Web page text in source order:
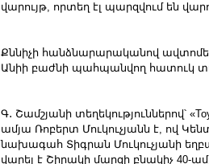
վարույթ, որտեղ էլ պարզվում են
Քննիչի հանձնարարականով
Անիի բաժնի պահպանվող հատուկ
Գ․ Շամշյանի տեղեկություններով՝
ամյա Ռոբերտ Մուկուչյանն է, ով
նախագահ Տիգրան Մուկուչյանի
վարել է Շիրակի մարզի բնակիչ 40-